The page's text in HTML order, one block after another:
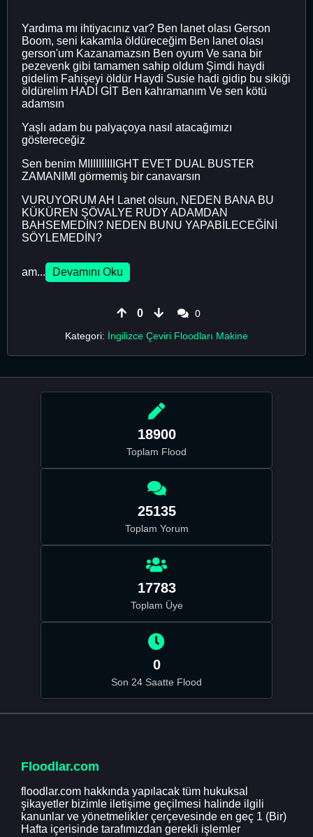
Yardıma mı ihtiyacınız var? Ben lanet olası Gerson
Boom, seni kakamla öldüreceğim Ben lanet olası
gerson'um Kazanamazsın Ben oyum Ve sana bir
pezevenk gibi tamamen sahip oldum Şimdi haydi
gidelim Fahişeyi öldür Haydi Susie hadi gidip bu sikiği
öldürelim HADİ GİT Ben kahramanım Ve sen kötü
adamsın
Yaşlı adam bu palyaçoya nasıl atacağımızı
göstereceğiz
Sen benim MIIIIIIIIIIGHT EVET DUAL BUSTER
ZAMANIMI görmemiş bir canavarsın
VURUYORUM AH Lanet olsun, NEDEN BANA BU
KÜKÜREN ŞÖVALYE RUDY ADAMDAN
BAHSEMEDİN? NEDEN BUNU YAPABİLECEĞİNİ
SÖYLEMEDİN?
am... Devamını Oku
0
0
Kategori: İngilizce Çeviri Floodları Makine
18900
Toplam Flood
25135
Toplam Yorum
17783
Toplam Üye
0
Son 24 Saatte Flood
Floodlar.com
floodlar.com hakkında yapılacak tüm hukuksal
şikayetler bizimle iletişime geçilmesi halinde ilgili
kanunlar ve yönetmelikler çerçevesinde en geç 1 (Bir)
Hafta içerisinde tarafımızdan gerekli işlemler